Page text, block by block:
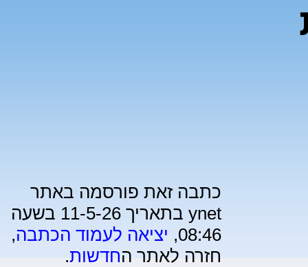
כתבה זאת פורסמה באתר
ynet בתאריך 11-5-26 בשעה
08:46, יציאה לעמוד הכתבה,
חזרה לאתר החדשות.